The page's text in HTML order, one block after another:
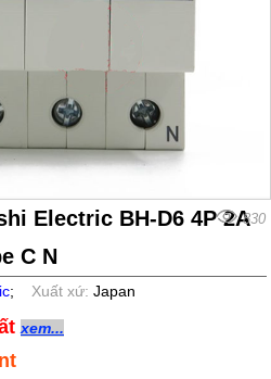
Electric BH-D6 4P 2A
C N
830
; Xuất xứ:Japan
xem...